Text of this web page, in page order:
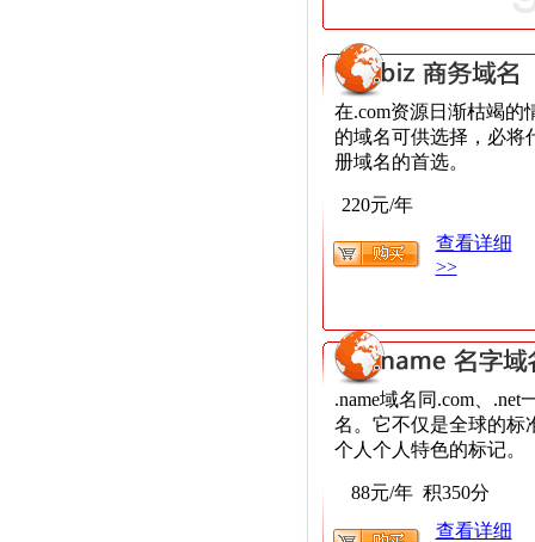
在.com资源日渐枯竭的
的域名可供选择，必将
册域名的首选。
220元/年
查看详细
>>
.name域名同.com、.net
名。它不仅是全球的标
个人个人特色的标记。
88元/年 积350分
查看详细